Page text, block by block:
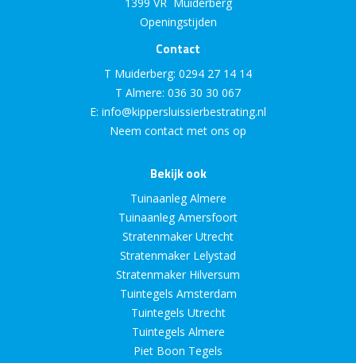
Openingstijden
Contact
T Muiderberg: 0294 27 14 14
T Almere: 036 30 30 067
E: info@kippersluissierbestrating.nl
Neem contact met ons op
Bekijk ook
Tuinaanleg Almere
Tuinaanleg Amersfoort
Stratenmaker Utrecht
Stratenmaker Lelystad
Stratenmaker Hilversum
Tuintegels Amsterdam
Tuintegels Utrecht
Tuintegels Almere
Piet Boon Tegels